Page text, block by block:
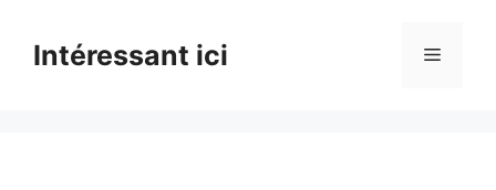
contentIntéressant ici Menu